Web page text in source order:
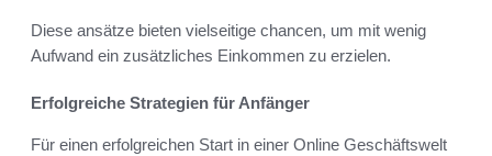
Diese ansätze bieten vielseitige chancen, um mit wenig
Aufwand ein zusätzliches Einkommen zu erzielen.
Erfolgreiche Strategien für Anfänger
Für einen erfolgreichen Start in einer Online Geschäftswelt